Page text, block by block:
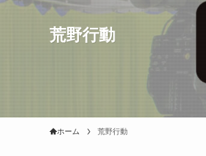
荒野行動
ホーム 荒野行動